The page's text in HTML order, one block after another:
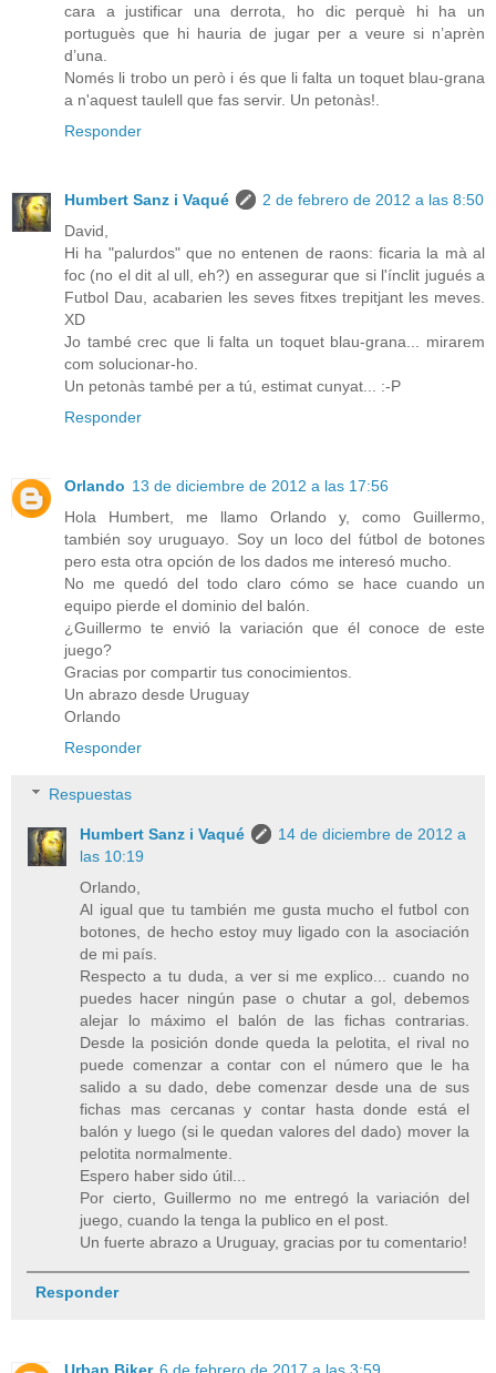
cara a justificar una derrota, ho dic perquè hi ha un
portuguès que hi hauria de jugar per a veure si n’aprèn
d’una.
Només li trobo un però i és que li falta un toquet blau-grana
a n'aquest taulell que fas servir. Un petonàs!.
Responder
Humbert Sanz i Vaqué
2 de febrero de 2012 a las 8:50
David,
Hi ha "palurdos" que no entenen de raons: ficaria la mà al
foc (no el dit al ull, eh?) en assegurar que si l'ínclit jugués a
Futbol Dau, acabarien les seves fitxes trepitjant les meves.
XD
Jo també crec que li falta un toquet blau-grana... mirarem
com solucionar-ho.
Un petonàs també per a tú, estimat cunyat... :-P
Responder
Orlando 13 de diciembre de 2012 a las 17:56
Hola Humbert, me llamo Orlando y, como Guillermo,
también soy uruguayo. Soy un loco del fútbol de botones
pero esta otra opción de los dados me interesó mucho.
No me quedó del todo claro cómo se hace cuando un
equipo pierde el dominio del balón.
¿Guillermo te envió la variación que él conoce de este
juego?
Gracias por compartir tus conocimientos.
Un abrazo desde Uruguay
Orlando
Responder
Respuestas
Humbert Sanz i Vaqué
14 de diciembre de 2012 a
las 10:19
Orlando,
Al igual que tu también me gusta mucho el futbol con
botones, de hecho estoy muy ligado con la asociación
de mi país.
Respecto a tu duda, a ver si me explico... cuando no
puedes hacer ningún pase o chutar a gol, debemos
alejar lo máximo el balón de las fichas contrarias.
Desde la posición donde queda la pelotita, el rival no
puede comenzar a contar con el número que le ha
salido a su dado, debe comenzar desde una de sus
fichas mas cercanas y contar hasta donde está el
balón y luego (si le quedan valores del dado) mover la
pelotita normalmente.
Espero haber sido útil...
Por cierto, Guillermo no me entregó la variación del
juego, cuando la tenga la publico en el post.
Un fuerte abrazo a Uruguay, gracias por tu comentario!
Responder